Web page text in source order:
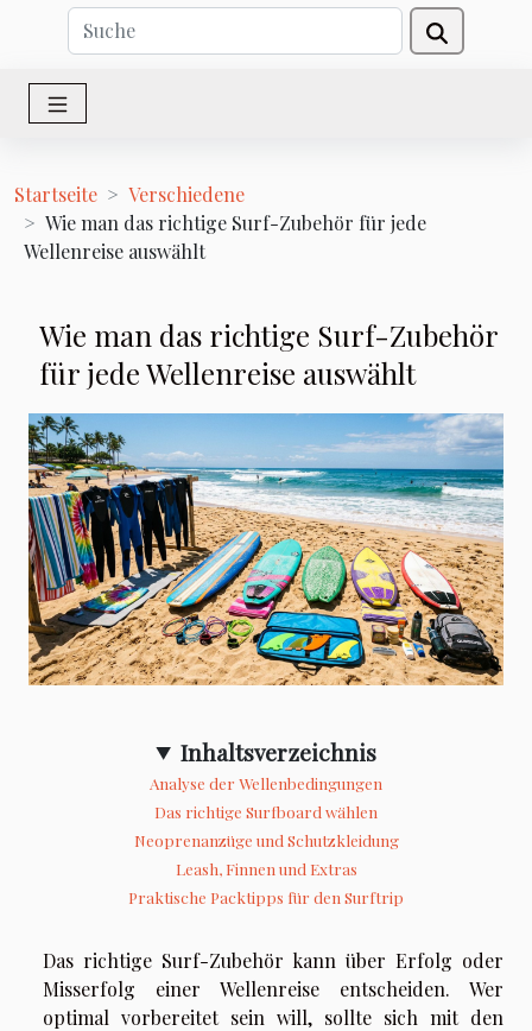
Startseite
Verschiedene
Wie man das richtige Surf-Zubehör für jede
Wellenreise auswählt
Wie man das richtige Surf-Zubehör
für jede Wellenreise auswählt
Inhaltsverzeichnis
Analyse der Wellenbedingungen
Das richtige Surfboard wählen
Neoprenanzüge und Schutzkleidung
Leash, Finnen und Extras
Praktische Packtipps für den Surftrip
Das richtige Surf-Zubehör kann über Erfolg oder
Misserfolg einer Wellenreise entscheiden. Wer
optimal vorbereitet sein will, sollte sich mit den